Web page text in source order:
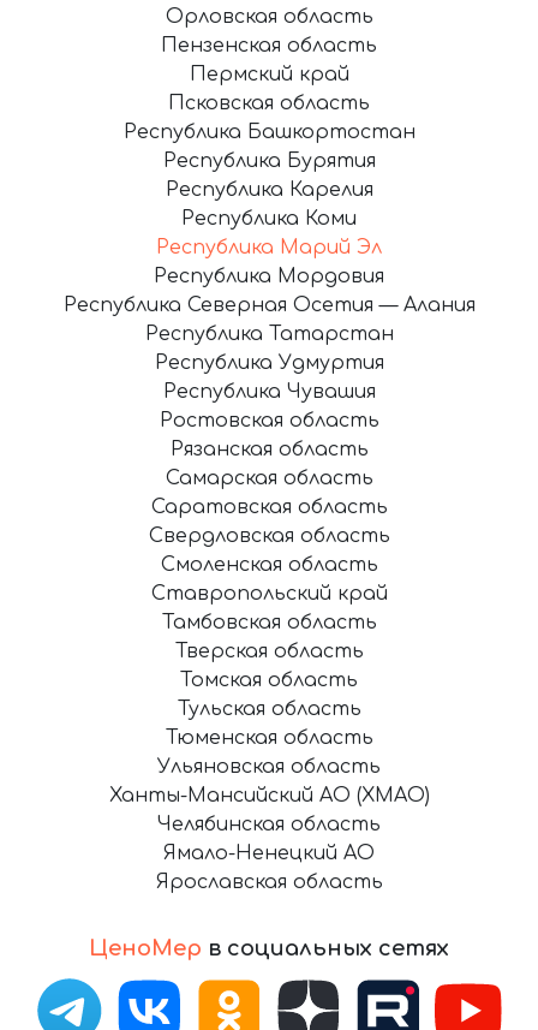
ЦеноМер в социальных сетях
Орловская область
Пензенская область
Пермский край
Псковская область
Республика Башкортостан
Республика Бурятия
Республика Карелия
Республика Коми
Республика Марий Эл
Республика Мордовия
Республика Северная Осетия — Алания
Республика Татарстан
Республика Удмуртия
Республика Чувашия
Ростовская область
Рязанская область
Самарская область
Саратовская область
Свердловская область
Смоленская область
Ставропольский край
Тамбовская область
Тверская область
Томская область
Тульская область
Тюменская область
Ульяновская область
Ханты-Мансийский АО (ХМАО)
Челябинская область
Ямало-Ненецкий АО
Ярославская область